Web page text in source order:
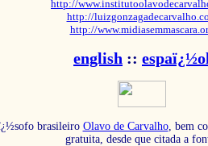
http://
http://
http://
english ::
brasileiro Olavo de Carvalho, bem
gratuita, desde que citada a